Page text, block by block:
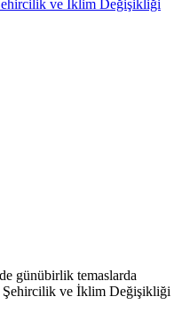
günübirlik temaslarda
ve İklim Değişikliği